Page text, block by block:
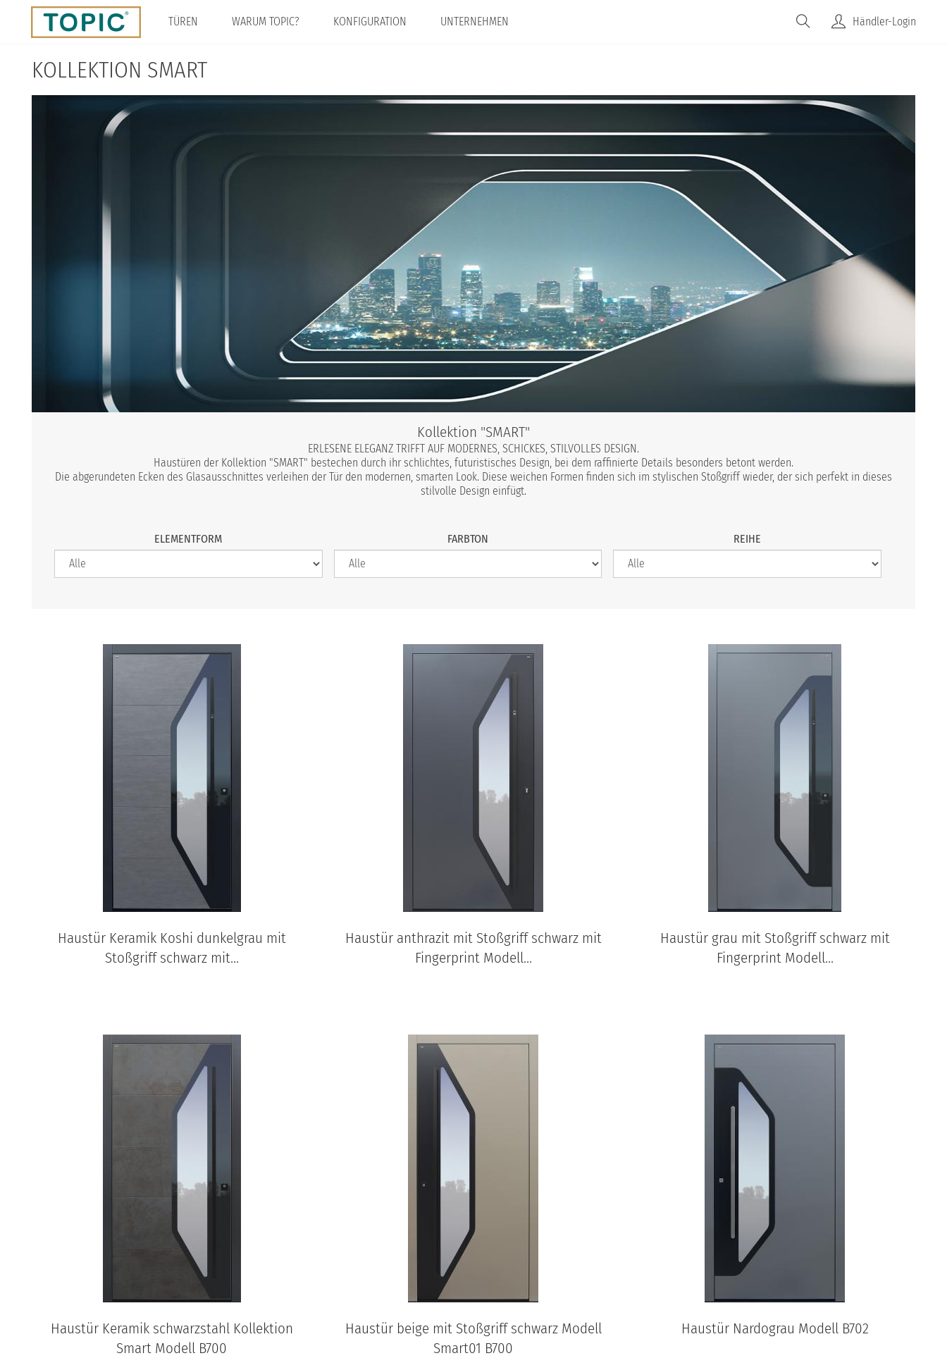
TÜREN WARUM TOPIC? KONFIGURATION UNTERNEHMEN Händler-Login
KOLLEKTION SMART
Kollektion "SMART"
ERLESENE ELEGANZ TRIFFT AUF MODERNES, SCHICKES, STILVOLLES DESIGN.
Haustüren der Kollektion "SMART" bestechen durch ihr schlichtes, futuristisches Design, bei dem raffinierte Details besonders betont werden.
Die abgerundeten Ecken des Glasausschnittes verleihen der Tür den modernen, smarten Look. Diese weichen Formen finden sich im stylischen Stoßgriff wieder, der sich perfekt in dieses
stilvolle Design einfügt.
ELEMENTFORM FARBTON REIHE
Haustür Keramik Koshi dunkelgrau mit
Stoßgriff schwarz mit...
Haustür anthrazit mit Stoßgriff schwarz mit
Fingerprint Modell...
Haustür grau mit Stoßgriff schwarz mit
Fingerprint Modell...
Haustür Keramik schwarzstahl Kollektion
Smart Modell B700
Haustür beige mit Stoßgriff schwarz Modell
Smart01 B700
Haustür Nardograu Modell B702